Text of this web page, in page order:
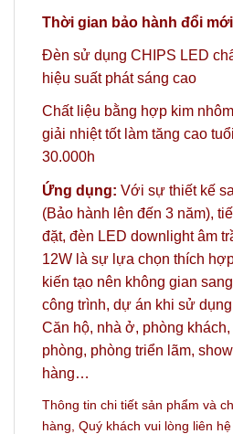
Thời gian bảo hành đổi
Đèn sử dụng CHIPS LED
hiệu suất phát sáng cao
Chất liệu bằng hợp kim
giải nhiệt tốt làm tăng cao
30.000h
Ứng dụng: Với sự thiết kế
(Bảo hành lên đến 3 năm),
đặt, đèn LED downlight âm
12W là sự lựa chọn thích
kiến tạo nên không gian
công trình, dự án khi sử
Căn hộ, nhà ở, phòng
phòng, phòng triển lãm,
hàng…
Thông tin chi tiết sản phẩm và c
hàng, Quý khách vui lòng liên